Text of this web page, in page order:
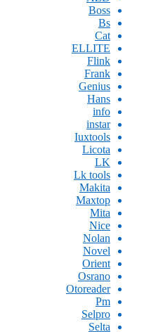
Boss
Bs
Cat
ELLITE
Flink
Frank
Genius
Hans
info
instar
Iuxtools
Licota
LK
Lk tools
Makita
Maxtop
Mita
Nice
Nolan
Novel
Orient
Osrano
Otoreader
Pm
Selpro
Selta